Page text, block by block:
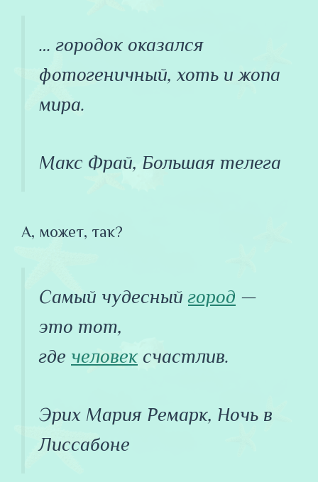
… городок оказался
фотогеничный, хоть и жопа
мира.
Макс Фрай, Большая телега
А, может, так?
Самый чудесныйгород —
это тот,
где человек счастлив.
Эрих Мария Ремарк, Ночь в
Лиссабоне